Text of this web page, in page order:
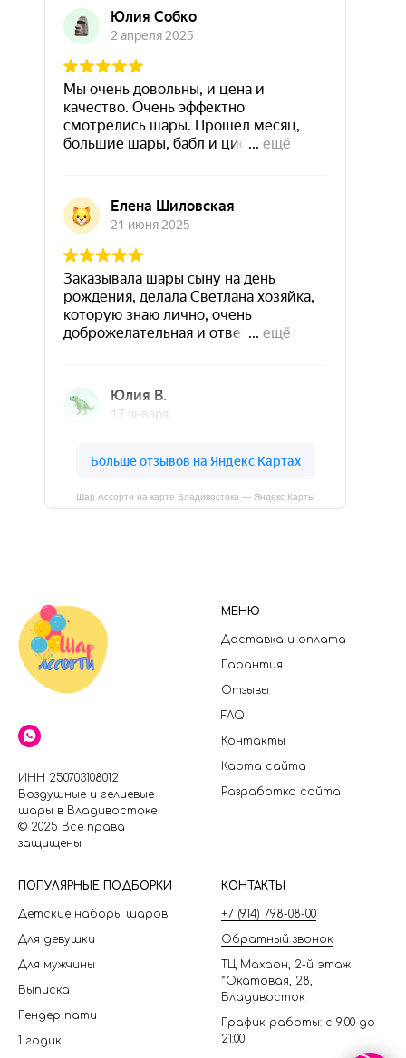
Шар Ассорти на карте Владивостока — Яндекс Карты
ИНН 250703108012
Воздушные и гелиевые
шары в Владивостоке
© 2025 Все права
защищены
МЕНЮ
Доставка и оплата
Гарантия
Отзывы
FAQ
Контакты
Карта сайта
Разработка сайта
ПОПУЛЯРНЫЕ ПОДБОРКИ
Детские наборы шаров
Для девушки
Для мужчины
Выписка
Гендер пати
1 годик
КОНТАКТЫ
+7 (914) 798-08-00
Обратный звонок
ТЦ Махаон, 2-й этаж
*Окатовая, 28,
Владивосток
График работы: с 9:00 до
21:00